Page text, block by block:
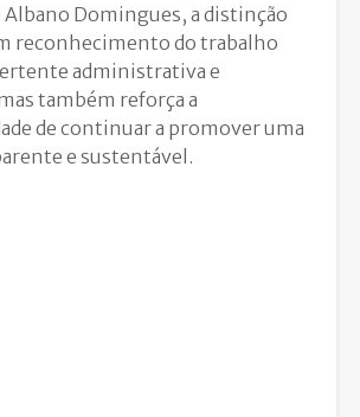
Albano Domingues, a distinção
reconhecimento do trabalho
administrativa e
também reforça a
de continuar a promover uma
e sustentável.